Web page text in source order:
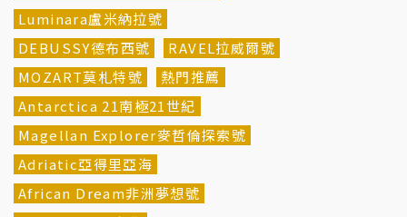
Luminara盧米納拉號
DEBUSSY德布西號
RAVEL拉威爾號
MOZART莫札特號
熱門推薦
Antarctica 21南極21世紀
Magellan Explorer麥哲倫探索號
Adriatic亞得里亞海
African Dream非洲夢想號